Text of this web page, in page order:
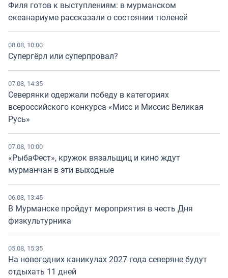
Филя готов к выступлениям: в мурманском
океанариуме рассказали о состоянии тюленей
08.08, 10:00
Супергёрл или суперпровал?
07.08, 14:35
Северянки одержали победу в категориях
всероссийского конкурса «Мисс и Миссис Великая
Русь»
07.08, 10:00
«РыбаФест», кружок вязальщиц и кино ждут
мурманчан в эти выходные
06.08, 13:45
В Мурманске пройдут мероприятия в честь Дня
физкультурника
05.08, 15:35
На новогодних каникулах 2027 года северяне будут
отдыхать 11 дней